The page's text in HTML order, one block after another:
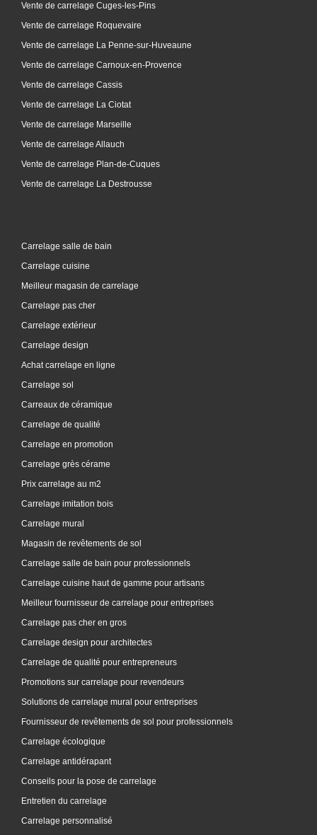
Vente de carrelage Cuges-les-Pins
Vente de carrelage Roquevaire
Vente de carrelage La Penne-sur-Huveaune
Vente de carrelage Carnoux-en-Provence
Vente de carrelage Cassis
Vente de carrelage La Ciotat
Vente de carrelage Marseille
Vente de carrelage Allauch
Vente de carrelage Plan-de-Cuques
Vente de carrelage La Destrousse
Carrelage salle de bain
Carrelage cuisine
Meilleur magasin de carrelage
Carrelage pas cher
Carrelage extérieur
Carrelage design
Achat carrelage en ligne
Carrelage sol
Carreaux de céramique
Carrelage de qualité
Carrelage en promotion
Carrelage grès cérame
Prix carrelage au m2
Carrelage imitation bois
Carrelage mural
Magasin de revêtements de sol
Carrelage salle de bain pour professionnels
Carrelage cuisine haut de gamme pour artisans
Meilleur fournisseur de carrelage pour entreprises
Carrelage pas cher en gros
Carrelage design pour architectes
Carrelage de qualité pour entrepreneurs
Promotions sur carrelage pour revendeurs
Solutions de carrelage mural pour entreprises
Fournisseur de revêtements de sol pour professionnels
Carrelage écologique
Carrelage antidérapant
Conseils pour la pose de carrelage
Entretien du carrelage
Carrelage personnalisé